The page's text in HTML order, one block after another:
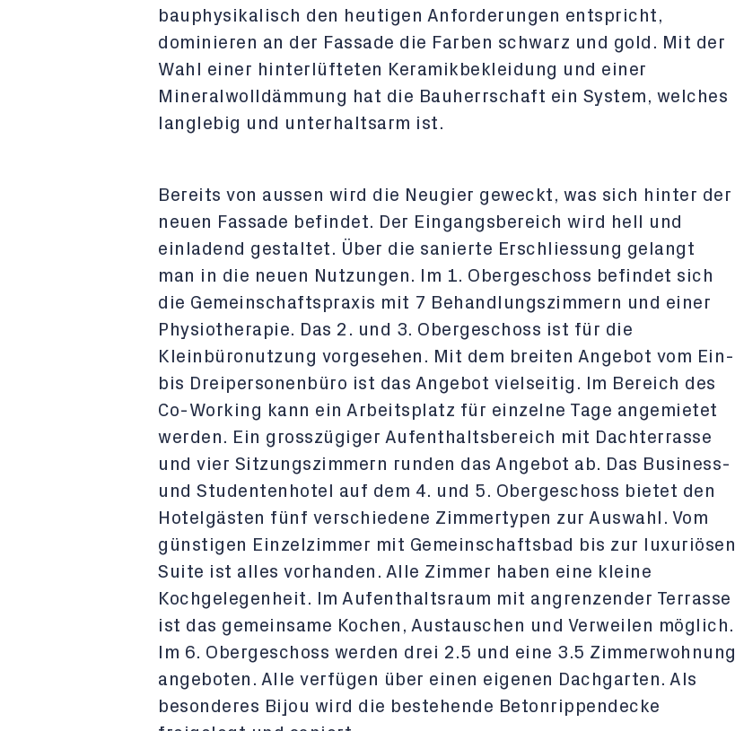
bauphysikalisch den heutigen Anforderungen entspricht,
dominieren an der Fassade die Farben schwarz und gold. Mit der
Wahl einer hinterlüfteten Keramikbekleidung und einer
Mineralwolldämmung hat die Bauherrschaft ein System, welches
langlebig und unterhaltsarm ist.
Bereits von aussen wird die Neugier geweckt, was sich hinter der
neuen Fassade befindet. Der Eingangsbereich wird hell und
einladend gestaltet. Über die sanierte Erschliessung gelangt
man in die neuen Nutzungen. Im 1. Obergeschoss befindet sich
die Gemeinschaftspraxis mit 7 Behandlungszimmern und einer
Physiotherapie. Das 2. und 3. Obergeschoss ist für die
Kleinbüronutzung vorgesehen. Mit dem breiten Angebot vom Ein-
bis Dreipersonenbüro ist das Angebot vielseitig. Im Bereich des
Co-Working kann ein Arbeitsplatz für einzelne Tage angemietet
werden. Ein grosszügiger Aufenthaltsbereich mit Dachterrasse
und vier Sitzungszimmern runden das Angebot ab. Das Business-
und Studentenhotel auf dem 4. und 5. Obergeschoss bietet den
Hotelgästen fünf verschiedene Zimmertypen zur Auswahl. Vom
günstigen Einzelzimmer mit Gemeinschaftsbad bis zur luxuriösen
Suite ist alles vorhanden. Alle Zimmer haben eine kleine
Kochgelegenheit. Im Aufenthaltsraum mit angrenzender Terrasse
ist das gemeinsame Kochen, Austauschen und Verweilen möglich.
Im 6. Obergeschoss werden drei 2.5 und eine 3.5 Zimmerwohnung
angeboten. Alle verfügen über einen eigenen Dachgarten. Als
besonderes Bijou wird die bestehende Betonrippendecke